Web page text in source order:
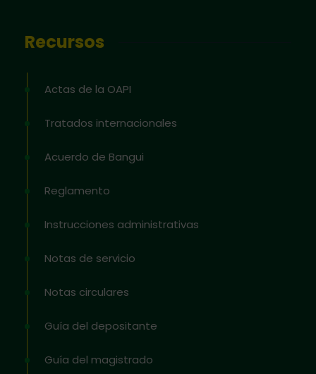
Recursos
Actas de la OAPI
Tratados internacionales
Acuerdo de Bangui
Reglamento
Instrucciones administrativas
Notas de servicio
Notas circulares
Guía del depositante
Guía del magistrado